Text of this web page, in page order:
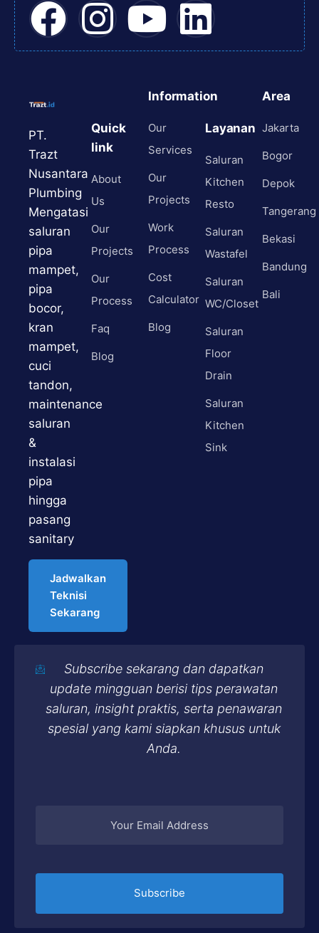
PT.
Trazt
Nusantara
Plumbing
Mengatasi
saluran
pipa
mampet,
pipa
bocor,
kran
mampet,
cuci
tandon,
maintenance
saluran
&
instalasi
pipa
hingga
pasang
sanitary
Jadwalkan
Teknisi
Sekarang
Quick
link
About
Us
Our
Projects
Our
Process
Faq
Blog
Information
Our
Services
Our
Projects
Work
Process
Cost
Calculator
Blog
Layanan
Saluran
Kitchen
Resto
Saluran
Wastafel
Saluran
WC/Closet
Saluran
Floor
Drain
Saluran
Kitchen
Sink
Area
Jakarta
Bogor
Depok
Tangerang
Bekasi
Bandung
Bali
Subscribe sekarang dan dapatkan
update mingguan berisi tips perawatan
saluran, insight praktis, serta penawaran
spesial yang kami siapkan khusus untuk
Anda.
Subscribe